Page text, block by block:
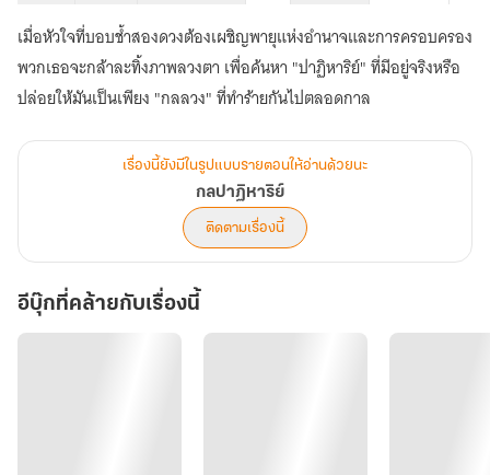
เมื่อหัวใจที่บอบช้ำสองดวงต้องเผชิญพายุแห่งอำนาจและการครอบครอง
พวกเธอจะกล้าละทิ้งภาพลวงตา เพื่อค้นหา "ปาฏิหาริย์" ที่มีอยู่จริงหรือ
ปล่อยให้มันเป็นเพียง "กลลวง" ที่ทำร้ายกันไปตลอดกาล
เรื่องนี้ยังมีในรูปแบบรายตอนให้อ่านด้วยนะ
กลปาฏิหาริย์
ติดตามเรื่องนี้
อีบุ๊กที่คล้ายกับเรื่องนี้